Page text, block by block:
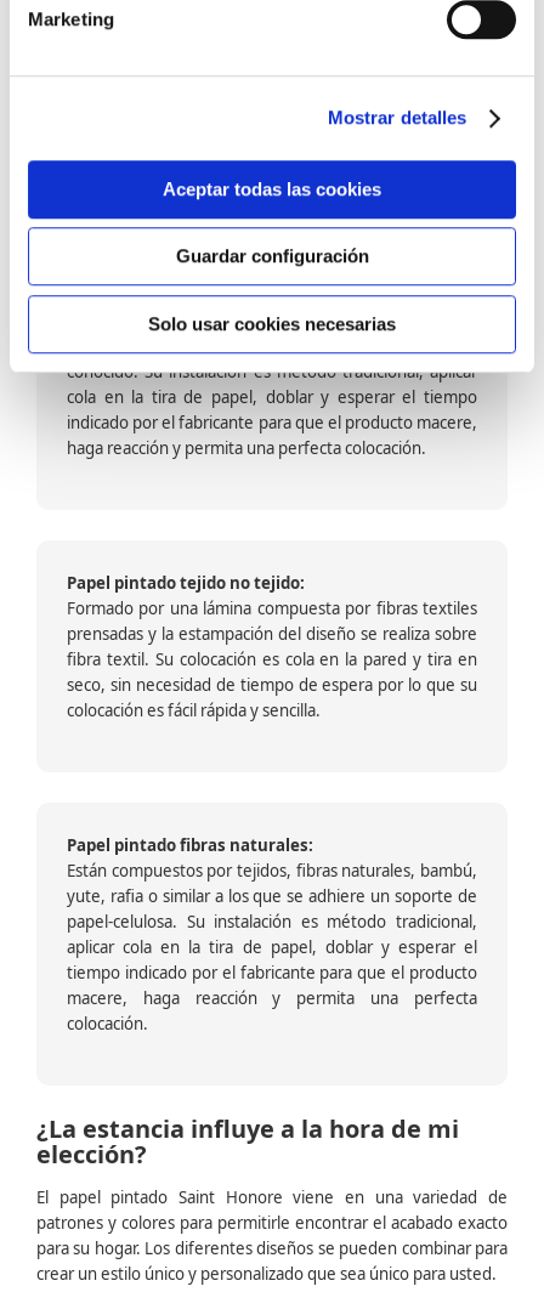
Marketing
Mostrar detalles
Aceptar todas las cookies
Guardar configuración
Solo usar cookies necesarias
barniz multiadherente en base agua. En zonas de
fuegos, se recomienda proteger con placas, silestone,
dado que el frotar en exceso dañaría el papel. Su
colocación es cola en la pared y tira en seco, sin
colocación es fácil rápida y sencilla.
Papel pintado calidad papel:
Formado por una capa de papel sobre un soporte de
conocido. Su instalación es método tradicional, aplicar
cola en la tira de papel, doblar y esperar el tiempo
indicado por el fabricante para que el producto macere,
haga reacción y permita una perfecta colocación.
Papel pintado tejido no tejido:
Formado por una lámina compuesta por fibras textiles
prensadas y la estampación del diseño se realiza sobre
fibra textil. Su colocación es cola en la pared y tira en
seco, sin necesidad de tiempo de espera por lo que su
colocación es fácil rápida y sencilla.
Papel pintado fibras naturales:
Están compuestos por tejidos, fibras naturales, bambú,
yute, rafia o similar a los que se adhiere un soporte de
papel-celulosa. Su instalación es método tradicional,
aplicar cola en la tira de papel, doblar y esperar el
tiempo indicado por el fabricante para que el producto
macere, haga reacción y permita una perfecta
colocación.
¿La estancia influye a la hora de mi
elección?
El papel pintado Saint Honore viene en una variedad de
patrones y colores para permitirle encontrar el acabado exacto
para su hogar. Los diferentes diseños se pueden combinar para
crear un estilo único y personalizado que sea único para usted.